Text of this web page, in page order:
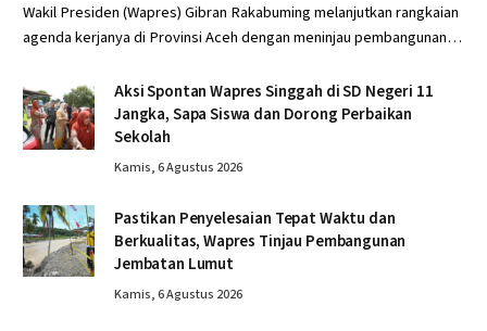
Wakil Presiden (Wapres) Gibran Rakabuming melanjutkan rangkaian
agenda kerjanya di Provinsi Aceh dengan meninjau pembangunan…
Aksi Spontan Wapres Singgah di SD Negeri 11
Jangka, Sapa Siswa dan Dorong Perbaikan
Sekolah
Kamis, 6 Agustus 2026
Pastikan Penyelesaian Tepat Waktu dan
Berkualitas, Wapres Tinjau Pembangunan
Jembatan Lumut
Kamis, 6 Agustus 2026